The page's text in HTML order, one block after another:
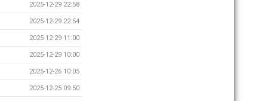
2025-12-29 22:58
2025-12-29 22:54
2025-12-29 11:00
2025-12-29 10:00
2025-12-26 10:05
2025-12-25 09:50